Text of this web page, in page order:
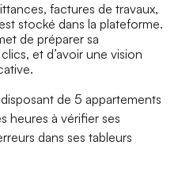
factures de travaux,
stocké dans la plateforme.
de préparer sa
et d’avoir une vision
de 5 appartements
heures à vérifier ses
dans ses tableurs